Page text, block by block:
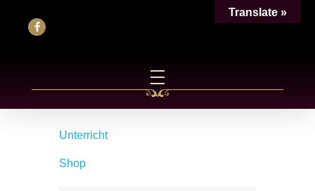
Unterricht
Shop
Translate »